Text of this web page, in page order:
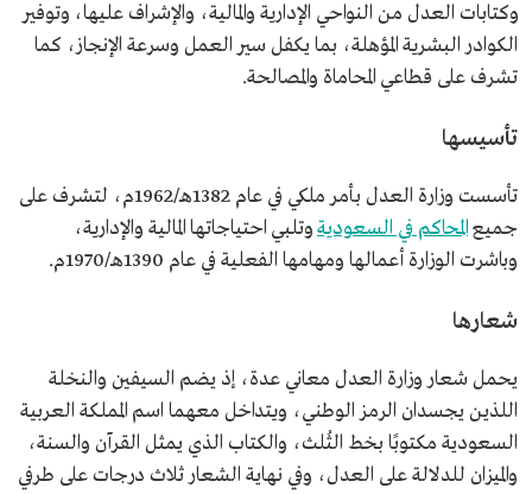
وكتابات العدل من النواحي الإدارية والمالية، والإشراف عليها، وتوفير
الكوادر البشرية المؤهلة، بما يكفل سير العمل وسرعة الإنجاز، كما
تشرف على قطاعي المحاماة والمصالحة.
تأسيسها
تأسست وزارة العدل بأمر ملكي في عام 1382هـ/1962م، لتشرف على
جميعالمحاكم في السعوديةوتلبي احتياجاتها المالية والإدارية،
وباشرت الوزارة أعمالها ومهامها الفعلية في عام 1390هـ/1970م.
شعارها
يحمل شعار وزارة العدل معاني عدة، إذ يضم السيفين والنخلة
اللذين يجسدان الرمز الوطني، ويتداخل معهما اسم المملكة العربية
السعودية مكتوبًا بخط الثُلث، والكتاب الذي يمثل القرآن والسنة،
والميزان للدلالة على العدل، وفي نهاية الشعار ثلاث درجات على طرفي